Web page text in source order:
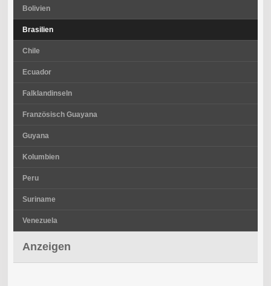
Bolivien
Brasilien
Chile
Ecuador
Falklandinseln
Französisch Guayana
Guyana
Kolumbien
Peru
Suriname
Venezuela
Anzeigen